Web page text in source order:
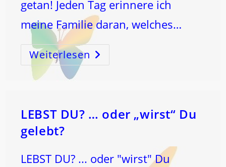
getan! Jeden Tag erinnere ich
meine Familie daran, welches…
Weiterlesen LEBT
LEBST DU? … oder „wirst“ Du
gelebt?
LEBST DU? ... oder "wirst" Du